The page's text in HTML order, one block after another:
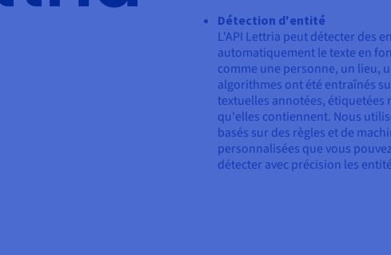
Détection d'entité
L'API Lettria peut détecter des
automatiquement le texte en
comme une personne, un lieu,
algorithmes ont été entraînés
textuelles annotées,
qu'elles contiennent. Nous
basés sur des règles et de
personnalisées que vous
détecter avec précision les